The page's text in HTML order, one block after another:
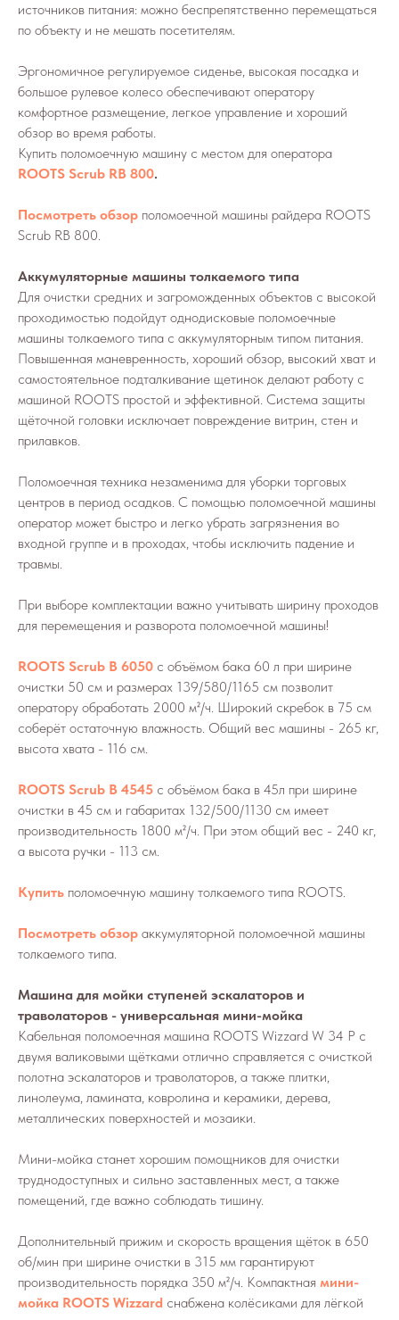
источников питания: можно беспрепятственно перемещаться
по объекту и не мешать посетителям.
Эргономичное регулируемое сиденье, высокая посадка и
большое рулевое колесо обеспечивают оператору
комфортное размещение, легкое управление и хороший
обзор во время работы.
Купить поломоечную машину с местом для оператора
ROOTS Scrub RB 800.
Посмотреть обзор поломоечной машины райдера ROOTS
Scrub RB 800.
Аккумуляторные машины толкаемого типа
Для очистки средних и загроможденных объектов с высокой
проходимостью подойдут однодисковые поломоечные
машины толкаемого типа с аккумуляторным типом питания.
Повышенная маневренность, хороший обзор, высокий хват и
самостоятельное подталкивание щетинок делают работу с
машиной ROOTS простой и эффективной. Система защиты
щёточной головки исключает повреждение витрин, стен и
прилавков.
Поломоечная техника незаменима для уборки торговых
центров в период осадков. С помощью поломоечной машины
оператор может быстро и легко убрать загрязнения во
входной группе и в проходах, чтобы исключить падение и
травмы.
При выборе комплектации важно учитывать ширину проходов
для перемещения и разворота поломоечной машины!
ROOTS Scrub B 6050 с объёмом бака 60 л при ширине
очистки 50 см и размерах 139/580/1165 см позволит
оператору обработать 2000 м²/ч. Широкий скребок в 75 см
соберёт остаточную влажность. Общий вес машины - 265 кг,
высота хвата - 116 см.
ROOTS Scrub B 4545 с объёмом бака в 45л при ширине
очистки в 45 см и габаритах 132/500/1130 см имеет
производительность 1800 м²/ч. При этом общий вес - 240 кг,
а высота ручки - 113 см.
Купить поломоечную машину толкаемого типа ROOTS.
Посмотреть обзор аккумуляторной поломоечной машины
толкаемого типа.
Машина для мойки ступеней эскалаторов и
траволаторов - универсальная мини-мойка
Кабельная поломоечная машина ROOTS Wizzard W 34 P с
двумя валиковыми щётками отлично справляется с очисткой
полотна эскалаторов и траволаторов, а также плитки,
линолеума, ламината, ковролина и керамики, дерева,
металлических поверхностей и мозаики.
Мини-мойка станет хорошим помощников для очистки
труднодоступных и сильно заставленных мест, а также
помещений, где важно соблюдать тишину.
Дополнительный прижим и скорость вращения щёток в 650
об/мин при ширине очистки в 315 мм гарантируют
производительность порядка 350 м²/ч. Компактная мини-
мойка ROOTS Wizzard снабжена колёсиками для лёгкой